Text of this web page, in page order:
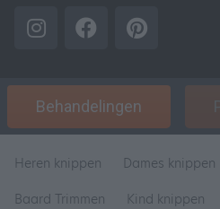
Behandelingen
Heren knippen Dames knippen
Baard Trimmen
Kind knippen